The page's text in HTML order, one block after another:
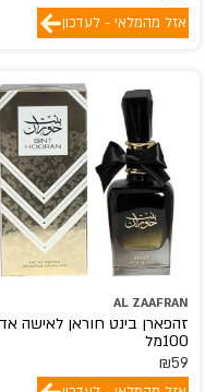
אזל מהמלאי - לעדכון
AL ZAAFRAN
זהפארן בינט חוראן לאישה אדפ
100מל
₪59